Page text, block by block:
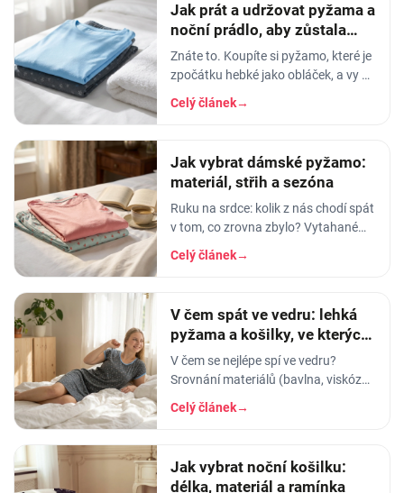
Jak prát a udržovat pyžama a
noční prádlo, aby zůstala
měkká
Znáte to. Koupíte si pyžamo, které je
zpočátku hebké jako obláček, a vy v
něm usínáte s pocitem, že spíte v
luxusu. Po pár měsících praní z něj…
Celý článek→
Jak vybrat dámské pyžamo:
materiál, střih a sezóna
Ruku na srdce: kolik z nás chodí spát
v tom, co zrovna zbylo? Vytahané
tričko po manželovi, staré legíny,
jedna nohavice nahoře, druhá dole.
Celý článek→
V čem spát ve vedru: lehká
pyžama a košilky, ve kterých
se nezapaříte
V čem se nejlépe spí ve vedru?
Srovnání materiálů (bavlna, viskóza,
len, hedvábí) a tipy na lehká letní
pyžama a noční košilky, ve kterých
Celý článek→
Jak vybrat noční košilku:
délka, materiál a ramínka